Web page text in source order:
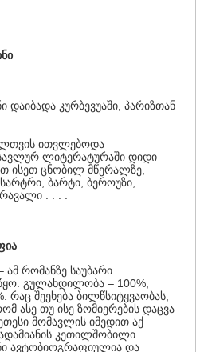
კურბევუაში, პარიზთან
ითვლებოდა
ლიტერატურაში დიდი
ისეთ ცნობილ მწერალზე,
ბარტი, ბეროუზი,
. . . .
ამ რომანზე საუბარი
გულახდილობა – 100%,
შეეხება ბილწსიტყვაობას,
ასე თუ ისე ზომიერების დაცვა
მომავლის იმედით აქ
კეთილშობილი
ავტობიოგრაფიულია და